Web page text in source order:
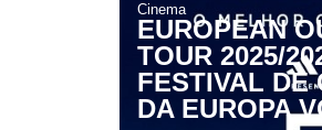
Cinema
EUROPEAN
TOUR 2025/
FESTIVAL DE
DA EUROPA